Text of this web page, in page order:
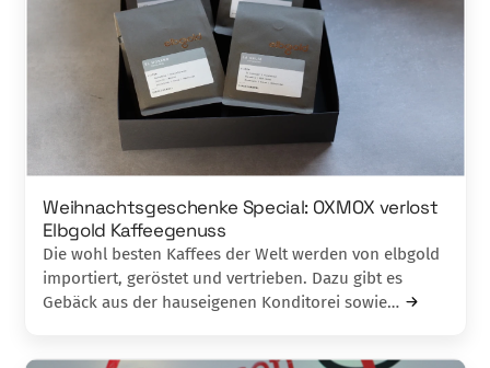
Weihnachtsgeschenke Special: OXMOX verlost
Elbgold Kaffeegenuss
Die wohl besten Kaffees der Welt werden von elbgold
importiert, geröstet und vertrieben. Dazu gibt es
Gebäck aus der hauseigenen Konditorei sowie…